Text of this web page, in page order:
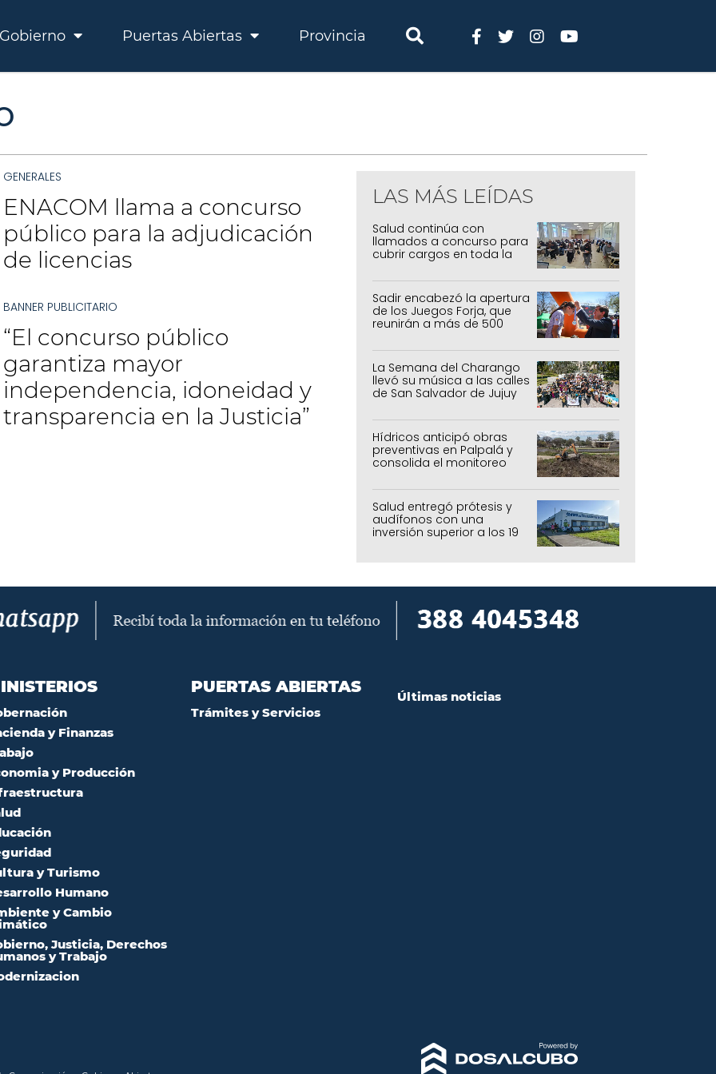
Gobierno Puertas Abiertas Provincia
GENERALES
ENACOM llama a concurso
público para la adjudicación
de licencias
BANNER PUBLICITARIO
“El concurso público
garantiza mayor
independencia, idoneidad y
transparencia en la Justicia”
LAS MÁS LEÍDAS
Salud continúa con
llamados a concurso para
cubrir cargos en toda la
Sadir encabezó la apertura
de los Juegos Forja, que
reunirán a más de 500
La Semana del Charango
llevó su música a las calles
de San Salvador de Jujuy
Hídricos anticipó obras
preventivas en Palpalá y
consolida el monitoreo
Salud entregó prótesis y
audífonos con una
inversión superior a los 19
millones de pesos
y Finanzas
y Producción
y Turismo
Humano
y Cambio
Justicia, Derechos
y Trabajo
PUERTAS ABIERTAS
Trámites y Servicios
Últimas noticias